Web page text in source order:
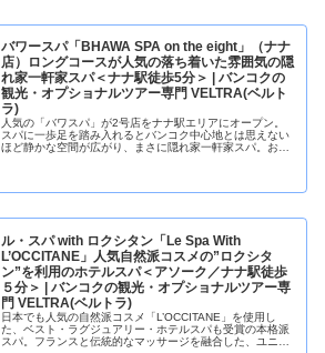
バワースパ「BHAWA SPA on the eight」（ナナ
店）ロングコースが人気の落ち着いた雰囲気の隠
れ家一軒家スパ＜ナナ駅徒歩5分＞ | バンコクの
観光・オプショナルツアー専門 VELTRA(ベルト
ラ)
人気の「バワスパ」が2号店をナナ駅エリアにオープン。
スパに一歩足を踏み入れるとバンコク中心地とは思えない
ほど静かな空間が広がり、まさに隠れ家一軒家スパ。お薦
ル・スパ with ロクシタン「Le Spa With
L’OCCITANE」人気自然派コスメの”ロクシタ
ン”を利用のホテルスパ＜アソーク／ナナ駅徒歩
５分＞ | バンコクの観光・オプショナルツアー専
門 VELTRA(ベルトラ)
日本でも人気の自然派コスメ「L’OCCITANE」を使用し
た、ベスト・ラグジュアリー・ホテルスパも受賞の本格派
スパ。フランスと伝統的なマッサージを融合した、ユニー